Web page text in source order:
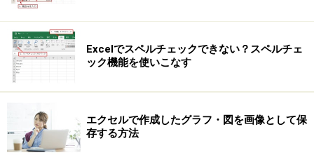
Excelでスペルチェックできない？スペルチェ
ック機能を使いこなす
エクセルで作成したグラフ・図を画像として保
存する方法